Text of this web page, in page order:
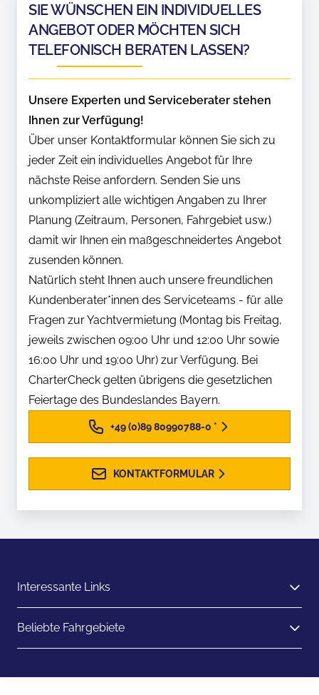
SIE WÜNSCHEN EIN INDIVIDUELLES
ANGEBOT ODER MÖCHTEN SICH
TELEFONISCH BERATEN LASSEN?
Unsere Experten und Serviceberater stehen
Ihnen zur Verfügung!
Über unser Kontaktformular können Sie sich zu
jeder Zeit ein individuelles Angebot für Ihre
nächste Reise anfordern. Senden Sie uns
unkompliziert alle wichtigen Angaben zu Ihrer
Planung (Zeitraum, Personen, Fahrgebiet usw.)
damit wir Ihnen ein maßgeschneidertes Angebot
zusenden können.
Natürlich steht Ihnen auch unsere freundlichen
Kundenberater*innen des Serviceteams - für alle
Fragen zur Yachtvermietung (Montag bis Freitag,
jeweils zwischen 09:00 Uhr und 12:00 Uhr sowie
16:00 Uhr und 19:00 Uhr) zur Verfügung. Bei
CharterCheck gelten übrigens die gesetzlichen
Feiertage des Bundeslandes Bayern.
+49 (0)89 80990788-0 *
KONTAKTFORMULAR
Interessante Links
Beliebte Fahrgebiete